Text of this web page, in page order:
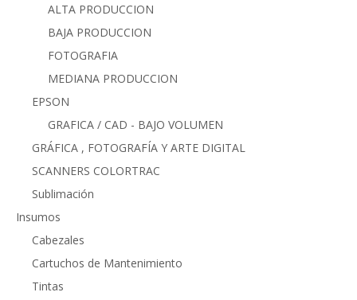
ALTA PRODUCCION
BAJA PRODUCCION
FOTOGRAFIA
MEDIANA PRODUCCION
EPSON
GRAFICA / CAD - BAJO VOLUMEN
GRÁFICA , FOTOGRAFÍA Y ARTE DIGITAL
SCANNERS COLORTRAC
Sublimación
Insumos
Cabezales
Cartuchos de Mantenimiento
Tintas